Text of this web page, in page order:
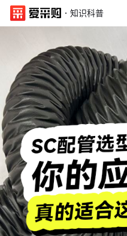
· 知识科普